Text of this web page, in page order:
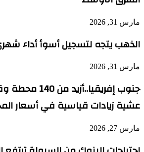
مارس 31, 2026
الذهب يتجه لتسجيل أسوأ أداء شهري منذ
مارس 31, 2026
جنوب
عشية زيادات قياسية في أسعار
مارس 27, 2026